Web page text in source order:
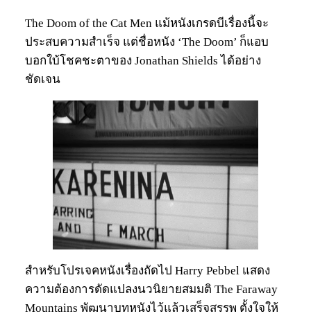
The Doom of the Cat Men แม้หนังเกรดบีเรื่องนี้จะ
ประสบความสำเร็จ แต่ชื่อหนัง ‘The Doom’ ก็แอบ
บอกใบ้โชคชะตาของ Jonathan Shields ได้อย่าง
ชัดเจน
สำหรับโปรเจคหนังเรื่องถัดไป Harry Pebbel แสดง
ความต้องการดัดแปลงนวนิยายสมมติ The Faraway
Mountains พัฒนาบทหนังไว้แล้วเสร็จสรรพ ตั้งใจให้